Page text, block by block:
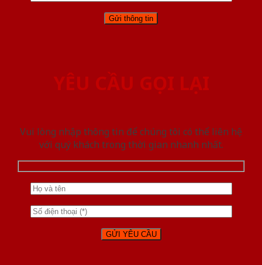
YÊU CẦU GỌI LẠI
Vui lòng nhập thông tin để chúng tôi có thể liên hệ
với quý khách trong thời gian nhanh nhất.